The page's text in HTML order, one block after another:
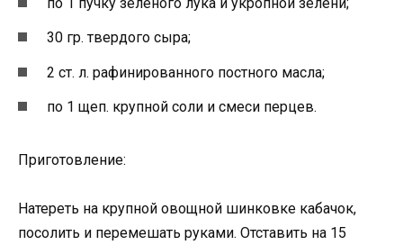
30 гр. твердого сыра;
2 ст. л. рафинированного постного масла;
по 1 щеп. крупной соли и смеси перцев.
Приготовление:
Натереть на крупной овощной шинковке кабачок,
посолить и перемешать руками. Отставить на 15